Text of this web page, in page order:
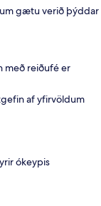
gætu verið þýddar
með reiðufé er
af yfirvöldum
ókeypis